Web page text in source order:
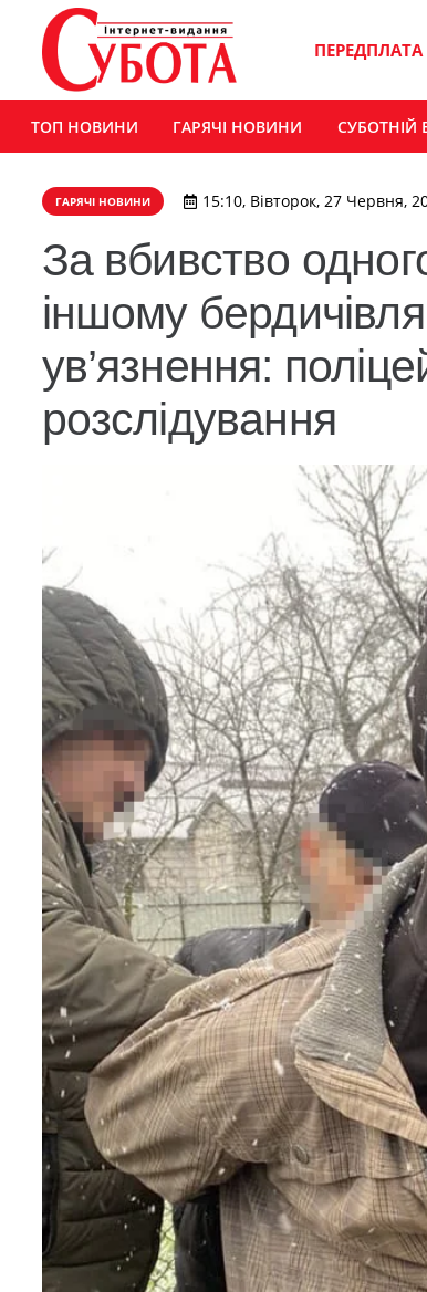
ПЕРЕДПЛАТА
ТОП НОВИНИ ГАРЯЧІ НОВИНИ СУБОТНІЙ
ГАРЯЧІ НОВИНИ 15:10, Вівторок, 27 Червня,
За вбивство
іншому
ув’язнення:
розслідування